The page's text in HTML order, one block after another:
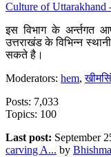
Culture of Uttarakhand
इस विभाग के अर्न्तगत
उत्तराखंड के विभिन्न
सकते है।
Moderators: hem,
Posts: 7,033
Topics: 100
Last post: September
carving A... by